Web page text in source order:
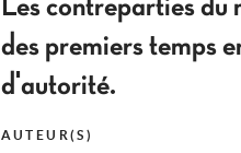
Les contreparties du
des premiers temps
d'autorité.
AUTEUR(S)